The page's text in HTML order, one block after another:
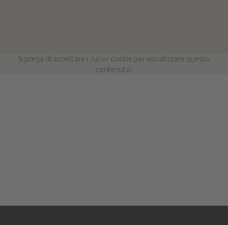
Si prega di accettare i Juicer cookie per visualizzare questo
contenuto.